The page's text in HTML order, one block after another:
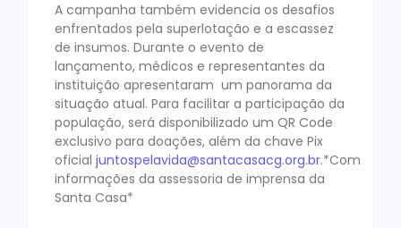
A campanha também evidencia os desafios
enfrentados pela superlotação e a escassez
de insumos. Durante o evento de
lançamento, médicos e representantes da
instituição apresentaram um panorama da
situação atual. Para facilitar a participação da
população, será disponibilizado um QR Code
exclusivo para doações, além da chave Pix
oficial juntospelavida@santacasacg.org.br.*Com
informações da assessoria de imprensa da
Santa Casa*